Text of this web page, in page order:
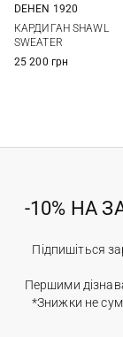
DEHEN 1920
КАРДИГАН SHAWL
SWEATER
25 200 грн
-10% НА
Підпишіться
Першими
*Знижки не